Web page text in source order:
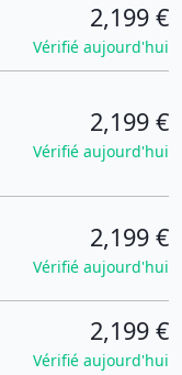
2,199 €
Vérifié aujourd'hui
2,199 €
Vérifié aujourd'hui
2,199 €
Vérifié aujourd'hui
2,199 €
Vérifié aujourd'hui